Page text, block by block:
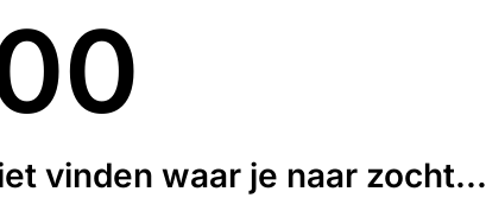
vinden waar je naar zocht...